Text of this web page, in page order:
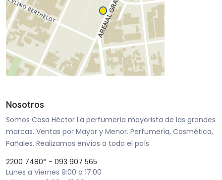
Nosotros
Somos Casa Héctor La perfumería mayorista de las grandes
marcas. Ventas por Mayor y Menor. Perfumería, Cosmética,
Pañales. Realizamos envíos a todo el país
2200 7480* - 093 907 565
Lunes a Viernes 9:00 a 17:00